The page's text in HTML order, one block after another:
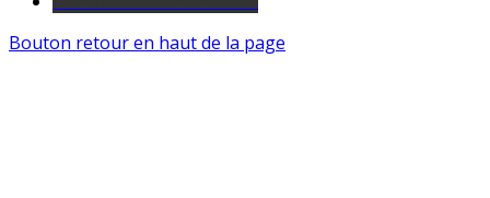
Bouton retour en haut de la page